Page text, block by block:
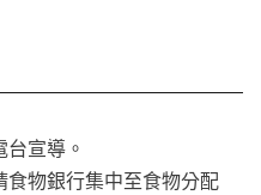
宣導。
物銀行集中至食物分配